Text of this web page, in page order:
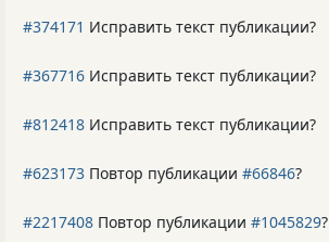
#374171 Исправить текст публикации?
#367716 Исправить текст публикации?
#812418 Исправить текст публикации?
#623173 Повтор публикации #66846?
#2217408 Повтор публикации #1045829?